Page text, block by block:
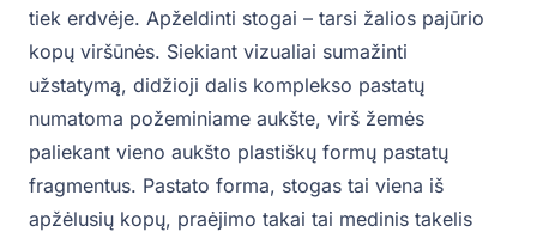
tiek erdvėje. Apželdinti stogai – tarsi žalios pajūrio
kopų viršūnės. Siekiant vizualiai sumažinti
užstatymą, didžioji dalis komplekso pastatų
numatoma požeminiame aukšte, virš žemės
paliekant vieno aukšto plastiškų formų pastatų
fragmentus. Pastato forma, stogas tai viena iš
apžėlusių kopų, praėjimo takai tai medinis takelis